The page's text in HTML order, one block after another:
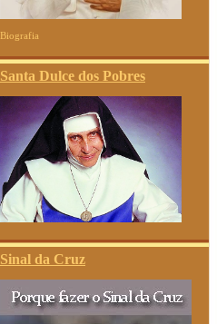
Biografia
Santa Dulce dos Pobres
Sinal da Cruz